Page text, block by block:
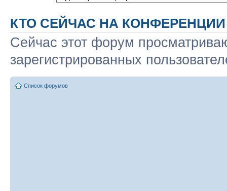
КТО СЕЙЧАС НА КОНФЕРЕНЦИИ
Сейчас этот форум
зарегистрированных
Список форумов